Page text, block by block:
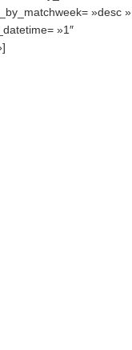
»desc »
»1″